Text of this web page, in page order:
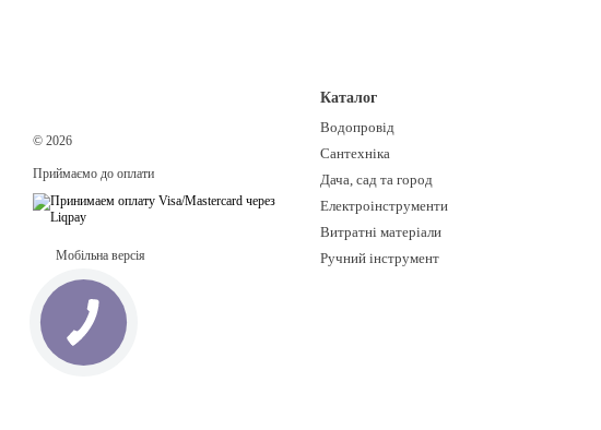
© 2026
Приймаємо до оплати
Мобільна версія
Каталог
Водопровід
Сантехніка
Дача, сад та город
Електроінструменти
Витратні матеріали
Ручний інструмент